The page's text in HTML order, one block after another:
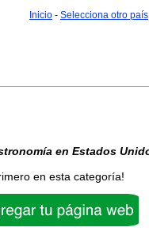
Inicio - Selecciona otro país
en Estados
en esta categoría!